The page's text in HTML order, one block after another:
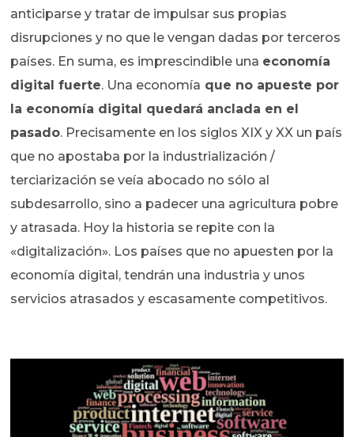
anticiparse y tratar de impulsar sus propias
disrupciones y no que le vengan dadas por terceros
países. En suma, es imprescindible una economía
digital fuerte. Una economía que no apueste por
la economía digital quedará anclada en el
pasado. Precisamente en los siglos XIX y XX un país
que no apostaba por la industrialización /
terciarización se veía abocado no sólo al
subdesarrollo, sino a padecer una agricultura pobre
y atrasada. Hoy la historia se repite con la
«digitalización». Los países que no apuesten por la
economía digital, tendrán una industria y unos
servicios atrasados y escasamente competitivos.